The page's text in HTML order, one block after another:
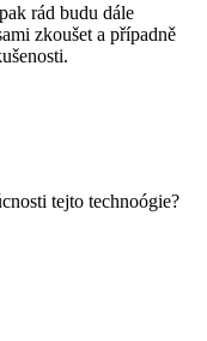
rád budu dále
zkoušet a případně
tejto technoógie?